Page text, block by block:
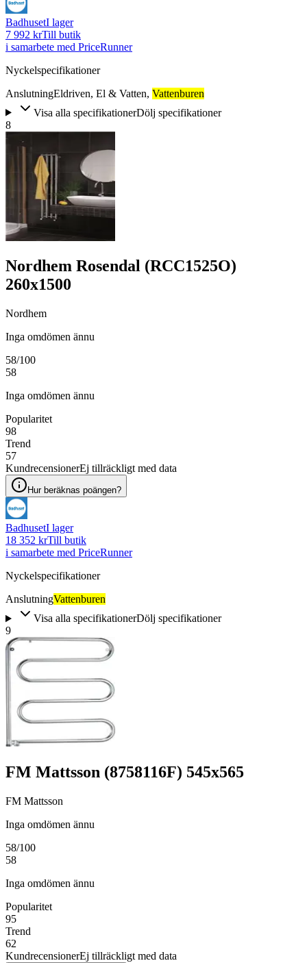
BadhusetI lager
7 992 krTill butik
i samarbete med PriceRunner
Nyckelspecifikationer
AnslutningEldriven, El & Vatten, Vattenburen
Visa alla specifikationerDölj specifikationer
8
Nordhem Rosendal (RCC1525O)
260x1500
Nordhem
Inga omdömen ännu
58/100
58
Inga omdömen ännu
Popularitet
98
Trend
57
KundrecensionerEj tillräckligt med data
Hur beräknas poängen?
BadhusetI lager
18 352 krTill butik
i samarbete med PriceRunner
Nyckelspecifikationer
AnslutningVattenburen
Visa alla specifikationerDölj specifikationer
9
FM Mattsson (8758116F) 545x565
FM Mattsson
Inga omdömen ännu
58/100
58
Inga omdömen ännu
Popularitet
95
Trend
62
KundrecensionerEj tillräckligt med data